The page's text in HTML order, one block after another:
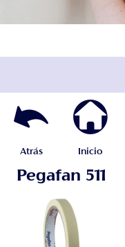
Atrás Inicio
Pegafan 511